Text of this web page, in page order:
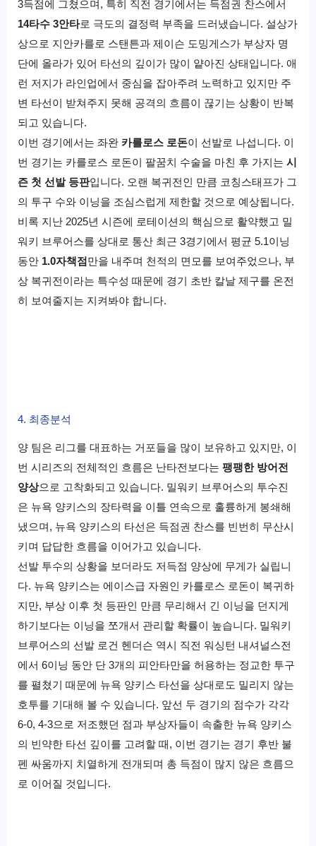
3득점에 그쳤으며, 특히 직전 경기에서는 득점권 찬스에서
14타수 3안타로 극도의 결정력 부족을 드러냈습니다. 설상가
상으로 지안카를로 스탠튼과 제이슨 도밍게스가 부상자 명
단에 올라가 있어 타선의 깊이가 많이 얕아진 상태입니다. 애
런 저지가 라인업에서 중심을 잡아주려 노력하고 있지만 주
변 타선이 받쳐주지 못해 공격의 흐름이 끊기는 상황이 반복
되고 있습니다.
이번 경기에서는 좌완 카를로스 로돈이 선발로 나섭니다. 이
번 경기는 카를로스 로돈이 팔꿈치 수술을 마친 후 가지는시
즌 첫 선발 등판입니다. 오랜 복귀전인 만큼 코칭스태프가 그
의 투구 수와 이닝을 조심스럽게 제한할 것으로 예상됩니다.
비록 지난 2025년 시즌에 로테이션의 핵심으로 활약했고 밀
워키 브루어스를 상대로 통산 최근 3경기에서 평균 5.1이닝
동안 1.0자책점 만을 내주며 천적의 면모를 보여주었으나, 부
상 복귀전이라는 특수성 때문에 경기 초반 칼날 제구를 온전
히 보여줄지는 지켜봐야 합니다.
4. 최종분석
양 팀은 리그를 대표하는 거포들을 많이 보유하고 있지만, 이
번 시리즈의 전체적인 흐름은 난타전보다는팽팽한 방어전
양상으로 고착화되고 있습니다. 밀워키 브루어스의 투수진
은 뉴욕 양키스의 장타력을 이틀 연속으로 훌륭하게 봉쇄해
냈으며, 뉴욕 양키스의 타선은 득점권 찬스를 빈번히 무산시
키며 답답한 흐름을 이어가고 있습니다.
선발 투수의 상황을 보더라도 저득점 양상에 무게가 실립니
다. 뉴욕 양키스는 에이스급 자원인 카를로스 로돈이 복귀하
지만, 부상 이후 첫 등판인 만큼 무리해서 긴 이닝을 던지게
하기보다는 이닝을 쪼개서 관리할 확률이 높습니다. 밀워키
브루어스의 선발 로건 헨더슨 역시 직전 워싱턴 내셔널스전
에서 6이닝 동안 단 3개의 피안타만을 허용하는 정교한 투구
를 펼쳤기 때문에 뉴욕 양키스 타선을 상대로도 밀리지 않는
호투를 기대해 볼 수 있습니다. 앞선 두 경기의 점수가 각각
6-0, 4-3으로 저조했던 점과 부상자들이 속출한 뉴욕 양키스
의 빈약한 타선 깊이를 고려할 때, 이번 경기는 경기 후반 불
펜 싸움까지 치열하게 전개되며 총 득점이 많지 않은 흐름으
로 이어질 것입니다.